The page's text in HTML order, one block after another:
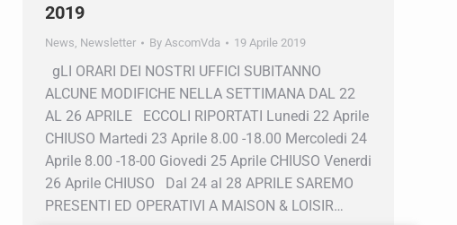
2019
News Newsletter By AscomVda 19 Aprile 2019
gLI ORARI DEI NOSTRI UFFICI SUBITANNO
ALCUNE MODIFICHE NELLA SETTIMANA DAL 22
AL 26 APRILE ECCOLI RIPORTATI Lunedi 22 Aprile
CHIUSO Martedi 23 Aprile 8.00 -18.00 Mercoledi 24
Aprile 8.00 -18-00 Giovedi 25 Aprile CHIUSO Venerdi
26 Aprile CHIUSO Dal 24 al 28 APRILE SAREMO
PRESENTI ED OPERATIVI A MAISON & LOISIR…